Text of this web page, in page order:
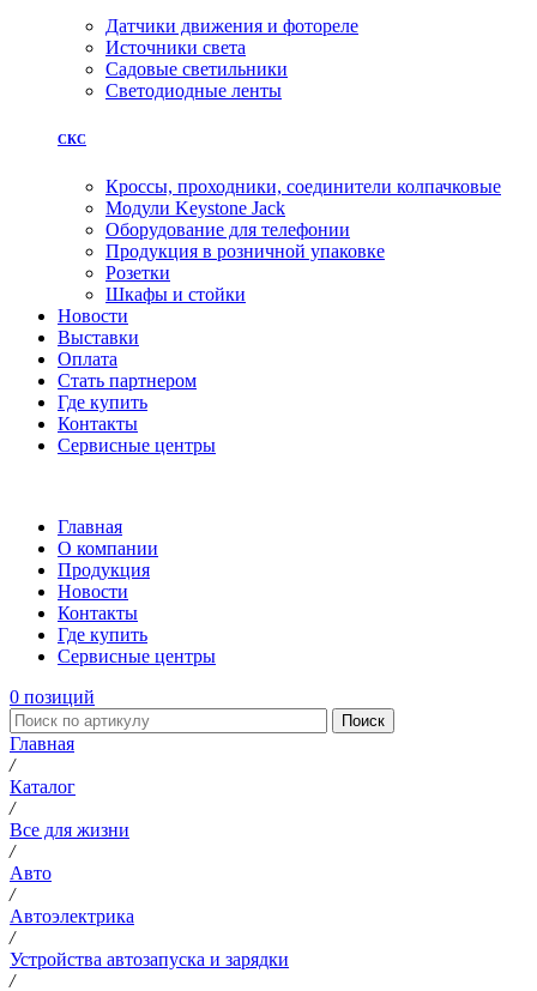
Датчики движения и фотореле
Источники света
Садовые светильники
Светодиодные ленты
СКС
Кроссы, проходники, соединители колпачковые
Модули Keystone Jack
Оборудование для телефонии
Продукция в розничной упаковке
Розетки
Шкафы и стойки
Новости
Выставки
Оплата
Стать партнером
Где купить
Контакты
Сервисные центры
Главная
О компании
Продукция
Новости
Контакты
Где купить
Сервисные центры
0 позиций
Поиск
Главная
/
Каталог
/
Все для жизни
/
Авто
/
Автоэлектрика
/
Устройства автозапуска и зарядки
/